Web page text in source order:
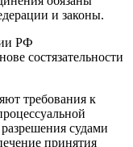
и законы.
РФ
состязательности
требования к
судами
принятия